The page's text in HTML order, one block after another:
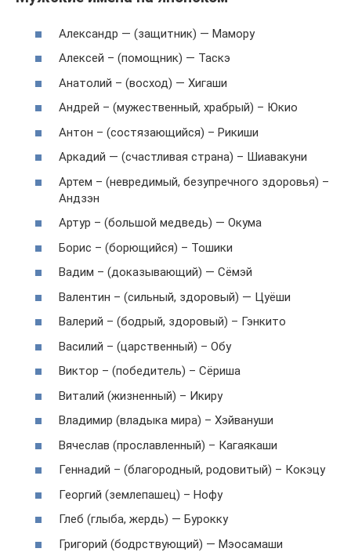
Александр — (защитник) — Мамору
Алексей – (помощник) — Таскэ
Анатолий – (восход) — Хигаши
Андрей – (мужественный, храбрый) – Юкио
Антон – (состязающийся) – Рикиши
Аркадий — (счастливая страна) – Шиавакуни
Артем – (невредимый, безупречного здоровья) –
Андзэн
Артур – (большой медведь) — Окума
Борис – (борющийся) – Тошики
Вадим – (доказывающий) — Сёмэй
Валентин – (сильный, здоровый) — Цуёши
Валерий – (бодрый, здоровый) – Гэнкито
Василий – (царственный) – Обу
Виктор – (победитель) – Сёриша
Виталий (жизненный) – Икиру
Владимир (владыка мира) – Хэйвануши
Вячеслав (прославленный) – Кагаякаши
Геннадий – (благородный, родовитый) – Кокэцу
Георгий (землепашец) – Нофу
Глеб (глыба, жердь) — Бурокку
Григорий (бодрствующий) — Мэосамаши